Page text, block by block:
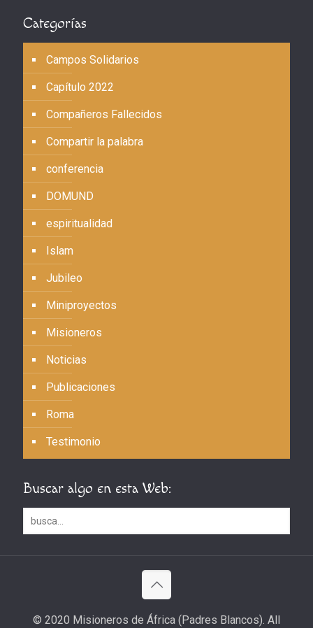
Categorías
Campos Solidarios
Capítulo 2022
Compañeros Fallecidos
Compartir la palabra
conferencia
DOMUND
espiritualidad
Islam
Jubileo
Miniproyectos
Misioneros
Noticias
Publicaciones
Roma
Testimonio
Buscar algo en esta Web:
© 2020 Misioneros de África (Padres Blancos). All